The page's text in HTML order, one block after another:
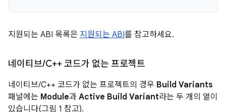
지원되는 ABI 목록은 지원되는 ABI를 참고하세요.
네이티브/C++ 코드가 없는 프로젝트
네이티브/C++ 코드가 없는 프로젝트의 경우 Build Variants
패널에는 Module과 Active Build Variant라는 두 개의 열이
있습니다(그림 1 참고).